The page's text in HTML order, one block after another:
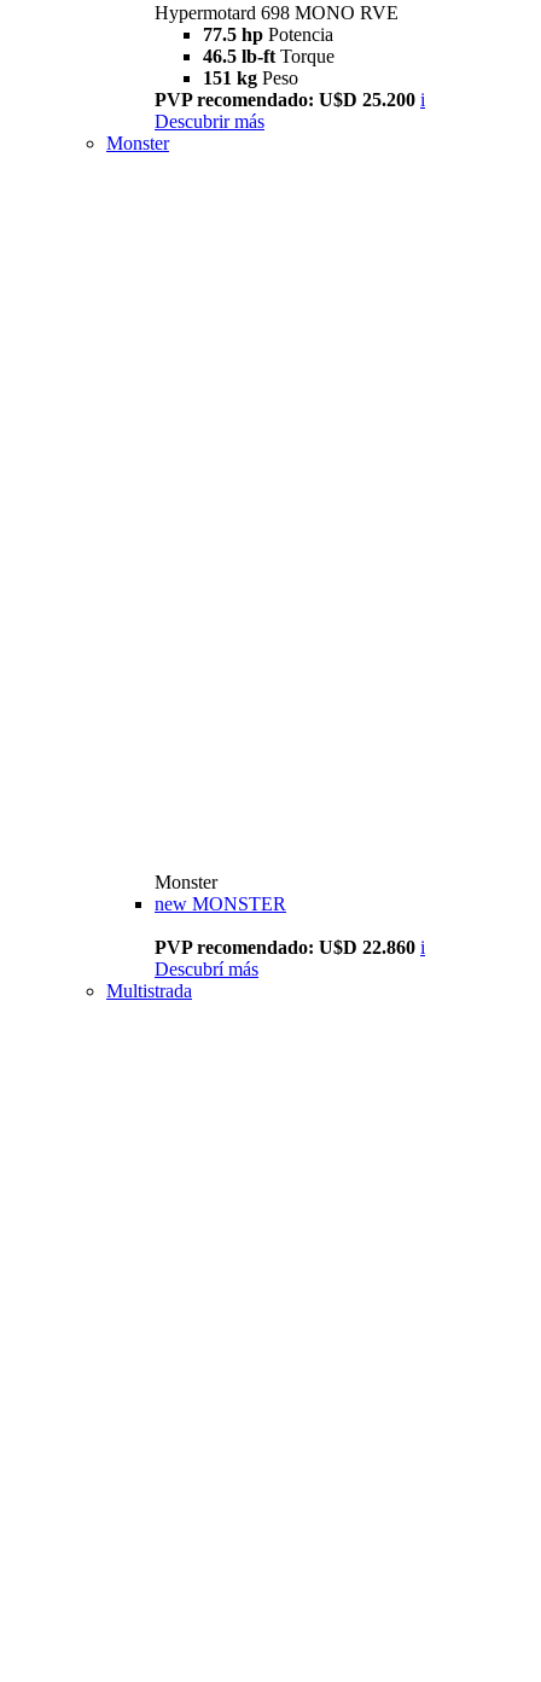
Hypermotard 698 MONO RVE
77.5 hp Potencia
46.5 lb-ft Torque
151 kg Peso
PVP recomendado: U$D 25.200 i
Descubrir más
Monster
Monster
new MONSTER
PVP recomendado: U$D 22.860 i
Descubrí más
Multistrada